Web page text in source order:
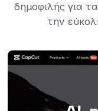
δημοφιλής για
την